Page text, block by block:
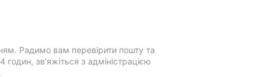
Радимо вам перевірити пошту та
зв'яжіться з адміністрацією